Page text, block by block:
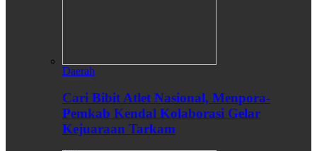
Daerah
Cari Bibit Atlet Nasional, Menpora-
Pemkab Kendal Kolaborasi Gelar
Kejuaraan Tarkam